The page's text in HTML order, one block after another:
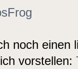
noch einen
vorstellen: